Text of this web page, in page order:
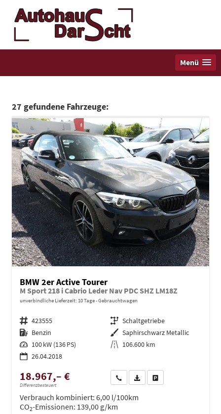
Menü
27 gefundene Fahrzeuge:
BMW 2er Active Tourer
M Sport 218 i Cabrio Leder Nav PDC SHZ LM18Z
unverbindliche Lieferzeit: 10 Tage Gebrauchtwagen
Fahrzeugnr. 423555 Getriebe Schaltgetriebe
Kraftstoff Benzin Außenfarbe Saphirschwarz Metallic
Leistung 100 kW (136 PS) Kilometerstand 106.600 km
26.04.2018
18.967,– €
Differenzbesteuert
Wir rufen Sie anPDF-Datei, Fahrzeugexposé
Verbrauch kombiniert: 6,00 l/100km
CO2-Emissionen: 139,00 g/km